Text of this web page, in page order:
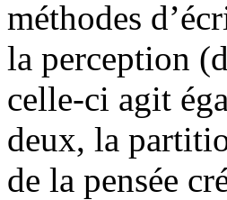
méthodes
la perception
celle-ci agit
deux, la
de la pensée